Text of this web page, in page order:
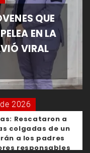
QUE
EN LA
VIRAL
2026
Rescataron a
colgadas de un
a los padres
responsables